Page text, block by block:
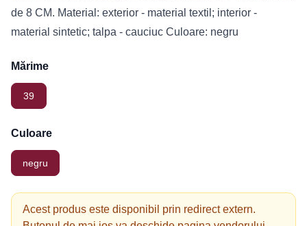
de 8 CM. Material: exterior - material textil; interior -
material sintetic; talpa - cauciuc Culoare: negru
Mărime
39
Culoare
negru
Acest produs este disponibil prin redirect extern.